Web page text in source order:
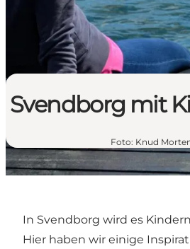
Svendborg mit
Foto: Knud
In Svendborg wird es
Hier haben wir einige